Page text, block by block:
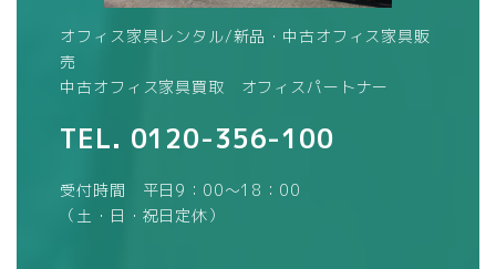
オフィス家具レンタル/新品・中古オフィス家具販
売
中古オフィス家具買取 オフィスパートナー
TEL. 0120-356-100
受付時間 平日9：00～18：00
（土・日・祝日定休）